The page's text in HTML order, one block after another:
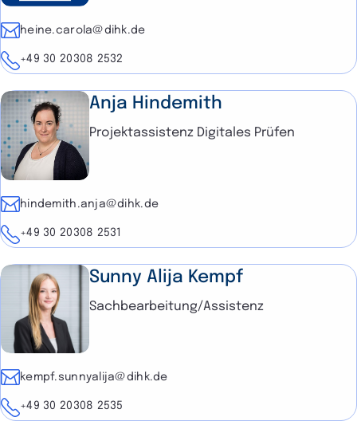
E-Mailheine.carola@dihk.de
Telefon
+49 30 20308 2532
Anja Hindemith
Projektassistenz Digitales Prüfen
E-Mailhindemith.anja@dihk.de
Telefon
+49 30 20308 2531
Sunny Alija Kempf
Sachbearbeitung/Assistenz
E-Mailkempf.sunnyalija@dihk.de
Telefon
+49 30 20308 2535